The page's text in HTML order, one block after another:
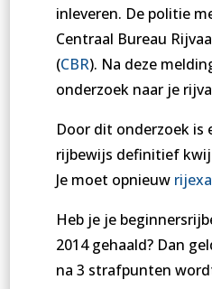
inleveren. De politie
Centraal Bureau
(CBR). Na deze
onderzoek naar je
Door dit onderzoek is
rijbewijs definitief
Je moet opnieuw
Heb je je
2014 gehaald? Dan
na 3 strafpunten